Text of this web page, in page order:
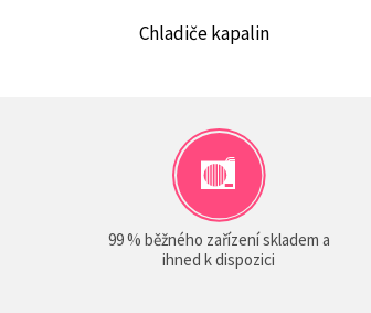
Chladiče kapalin
99 % běžného zařízení skladem a
ihned k dispozici